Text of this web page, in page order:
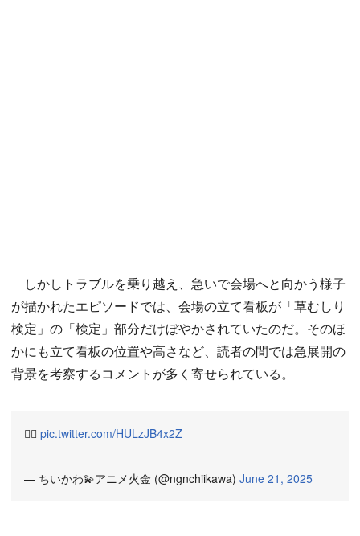
しかしトラブルを乗り越え、急いで会場へと向かう様子
が描かれたエピソードでは、会場の立て看板が「草むしり
検定」の「検定」部分だけぼやかされていたのだ。そのほ
かにも立て看板の位置や高さなど、読者の間では急展開の
背景を考察するコメントが多く寄せられている。
🏃‍♂️ pic.twitter.com/HULzJB4x2Z
— ちいかわ💫アニメ火金 (@ngnchiikawa) June 21, 2025